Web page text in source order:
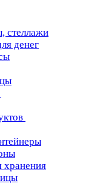
стеллажи
денег
хранения